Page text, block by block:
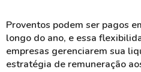
Proventos podem ser pagos
longo do ano, e essa
empresas gerenciarem sua
estratégia de remuneração